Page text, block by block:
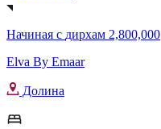
Начиная с дирхам 2,800,000
Elva By Emaar
Долина